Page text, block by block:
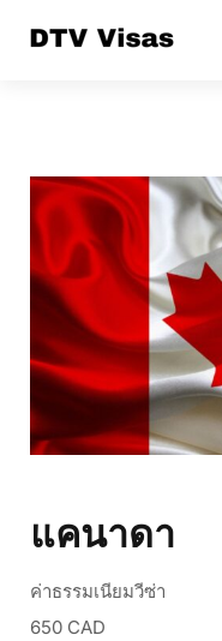
แคนาดา
ค่าธรรมเนียมวีซ่า
650 CAD